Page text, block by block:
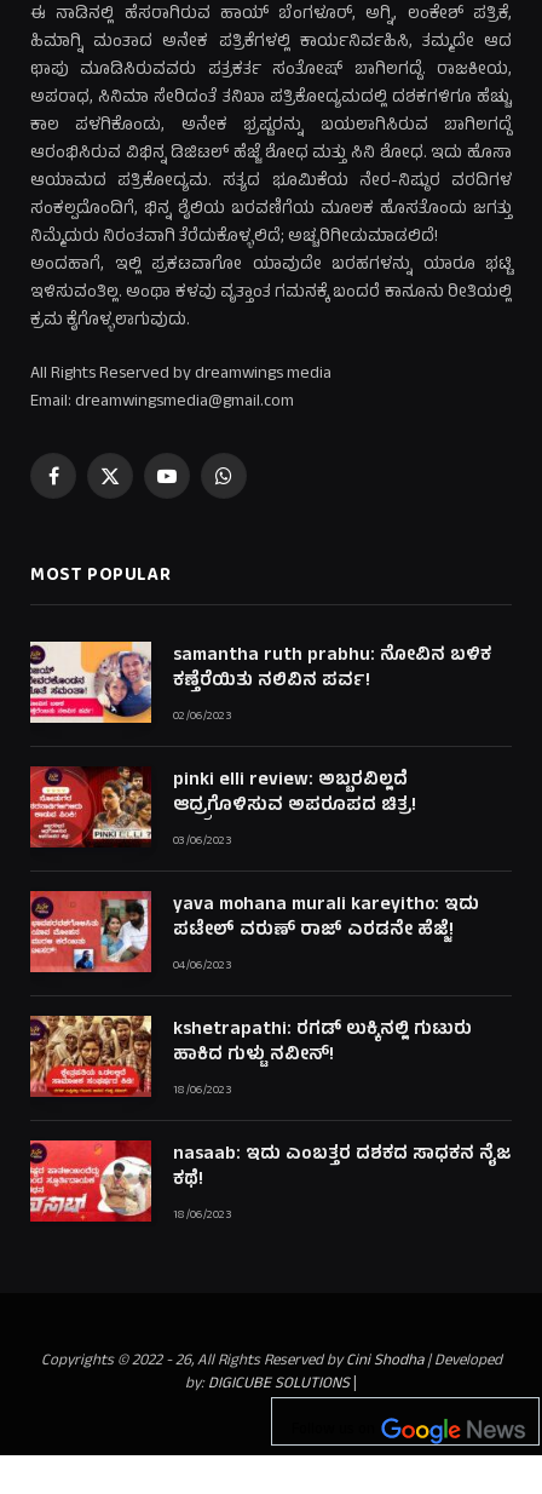
ಈ ನಾಡಿನಲ್ಲಿ ಹೆಸರಾಗಿರುವ ಹಾಯ್ ಬೆಂಗಳೂರ್, ಅಗ್ನಿ, ಲಂಕೇಶ್ ಪತ್ರಿಕೆ,
ಹಿಮಾಗ್ನಿ ಮಂತಾದ ಅನೇಕ ಪತ್ರಿಕೆಗಳಲ್ಲಿ ಕಾರ್ಯನಿರ್ವಹಿಸಿ, ತಮ್ಮದೇ ಆದ
ಛಾಪು ಮೂಡಿಸಿರುವವರು ಪತ್ರಕರ್ತ ಸಂತೋಷ್ ಬಾಗಿಲಗದ್ದೆ. ರಾಜಕೀಯ,
ಅಪರಾಧ, ಸಿನಿಮಾ ಸೇರಿದಂತೆ ತನಿಖಾ ಪತ್ರಿಕೋದ್ಯಮದಲ್ಲಿ ದಶಕಗಳಿಗೂ ಹೆಚ್ಚು
ಕಾಲ ಪಳಗಿಕೊಂಡು, ಅನೇಕ ಭ್ರಷ್ಟರನ್ನು ಬಯಲಾಗಿಸಿರುವ ಬಾಗಿಲಗದ್ದೆ
ಆರಂಭಿಸಿರುವ ವಿಭಿನ್ನ ಡಿಜಿಟಲ್ ಹೆಜ್ಜೆ ಶೋಧ ಮತ್ತು ಸಿನಿ ಶೋಧ. ಇದು ಹೊಸಾ
ಆಯಾಮದ ಪತ್ರಿಕೋದ್ಯಮ. ಸತ್ಯದ ಭೂಮಿಕೆಯ ನೇರ-ನಿಷ್ಠುರ ವರದಿಗಳ
ಸಂಕಲ್ಪದೊಂದಿಗೆ, ಭಿನ್ನ ಶೈಲಿಯ ಬರವಣಿಗೆಯ ಮೂಲಕ ಹೊಸತೊಂದು ಜಗತ್ತು
ನಿಮ್ಮೆದುರು ನಿರಂತವಾಗಿ ತೆರೆದುಕೊಳ್ಳಲಿದೆ; ಅಚ್ಚರಿಗೀಡುಮಾಡಲಿದೆ!
ಅಂದಹಾಗೆ, ಇಲ್ಲಿ ಪ್ರಕಟವಾಗೋ ಯಾವುದೇ ಬರಹಗಳನ್ನು ಯಾರೂ ಭಟ್ಟಿ
ಇಳಿಸುವಂತಿಲ್ಲ. ಅಂಥಾ ಕಳವು ವೃತ್ತಾಂತ ಗಮನಕ್ಕೆ ಬಂದರೆ ಕಾನೂನು ರೀತಿಯಲ್ಲಿ
ಕ್ರಮ ಕೈಗೊಳ್ಳಲಾಗುವುದು.
All Rights Reserved by dreamwings media
Email: dreamwingsmedia@gmail.com
Facebook
X
YouTubeWhatsApp
MOST POPULAR
samantha ruth prabhu: ನೋವಿನ ಬಳಿಕ
ಕಣ್ತೆರೆಯಿತು ನಲಿವಿನ ಪರ್ವ!
02/06/2023
pinki elli review: ಅಬ್ಬರವಿಲ್ಲದೆ
ಆದ್ರ್ರಗೊಳಿಸುವ ಅಪರೂಪದ ಚಿತ್ರ!
03/06/2023
yava mohana murali kareyitho: ಇದು
ಪಟೇಲ್ ವರುಣ್ ರಾಜ್ ಎರಡನೇ ಹೆಜ್ಜೆ!
04/06/2023
kshetrapathi: ರಗಡ್ ಲುಕ್ಕಿನಲ್ಲಿ ಗುಟುರು
ಹಾಕಿದ ಗುಳ್ಟು ನವೀನ್!
18/06/2023
nasaab: ಇದು ಎಂಬತ್ತರ ದಶಕದ ಸಾಧಕನ ನೈಜ
ಕಥೆ!
18/06/2023
Copyrights © 2022 - 26, All Rights Reserved byCini Shodha| Developed
by:DIGICUBE SOLUTIONS|